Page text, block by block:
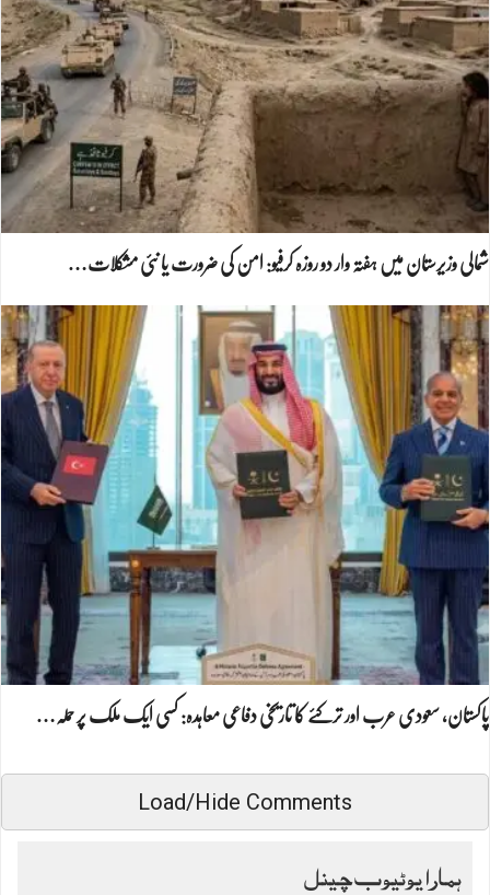
شمالی وزیرستان میں ہفتہ وار دو روزہ کرفیو: امن کی ضرورت یا نئی مشکلات…
پاکستان، سعودی عرب اور ترکئے کا تاریخی دفاعی معاہدہ: کسی ایک ملک پر حملہ…
Load/Hide Comments
ہمارا یوٹیوب چینل